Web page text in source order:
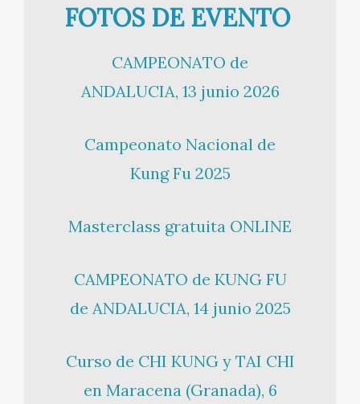
FOTOS DE EVENTO
CAMPEONATO de
ANDALUCIA, 13 junio 2026
Campeonato Nacional de
Kung Fu 2025
Masterclass gratuita ONLINE
CAMPEONATO de KUNG FU
de ANDALUCIA, 14 junio 2025
Curso de CHI KUNG y TAI CHI
en Maracena (Granada), 6